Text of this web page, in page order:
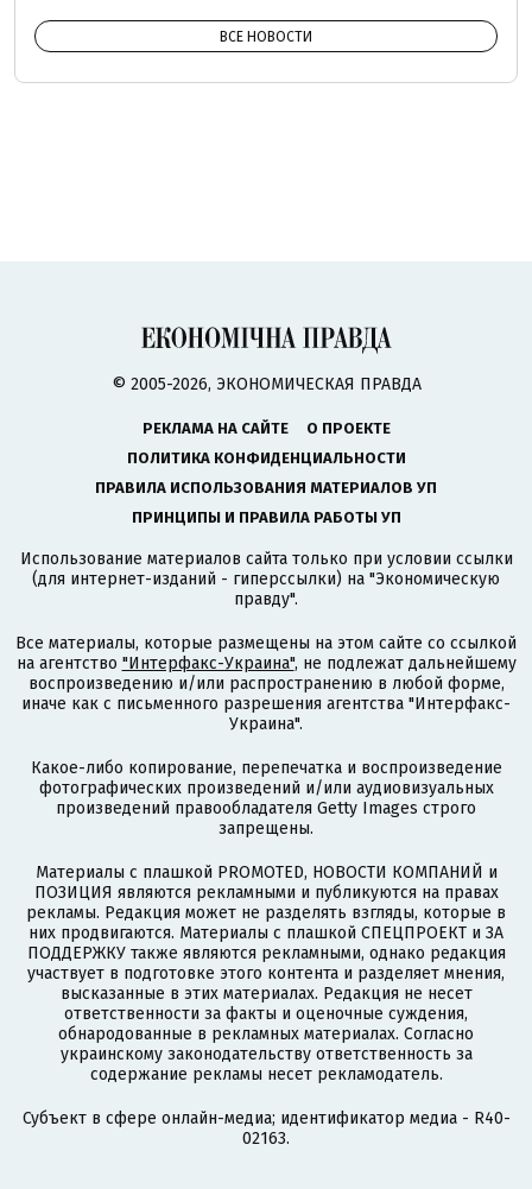
ВСЕ НОВОСТИ
© 2005-2026, ЭКОНОМИЧЕСКАЯ ПРАВДА
РЕКЛАМА НА САЙТЕ
О ПРОЕКТЕ
ПОЛИТИКА КОНФИДЕНЦИАЛЬНОСТИ
ПРАВИЛА ИСПОЛЬЗОВАНИЯ МАТЕРИАЛОВ УП
ПРИНЦИПЫ И ПРАВИЛА РАБОТЫ УП
Использование материалов сайта только при условии ссылки
(для интернет-изданий - гиперссылки) на "Экономическую
правду".
Все материалы, которые размещены на этом сайте со ссылкой
на агентство "Интерфакс-Украина", не подлежат дальнейшему
воспроизведению и/или распространению в любой форме,
иначе как с письменного разрешения агентства "Интерфакс-
Украина".
Какое-либо копирование, перепечатка и воспроизведение
фотографических произведений и/или аудиовизуальных
произведений правообладателя Getty Images строго
запрещены.
Материалы с плашкой PROMOTED, НОВОСТИ КОМПАНИЙ и
ПОЗИЦИЯ являются рекламными и публикуются на правах
рекламы. Редакция может не разделять взгляды, которые в
них продвигаются. Материалы с плашкой СПЕЦПРОЕКТ и ЗА
ПОДДЕРЖКУ также являются рекламными, однако редакция
участвует в подготовке этого контента и разделяет мнения,
высказанные в этих материалах. Редакция не несет
ответственности за факты и оценочные суждения,
обнародованные в рекламных материалах. Согласно
украинскому законодательству ответственность за
содержание рекламы несет рекламодатель.
Субъект в сфере онлайн-медиа; идентификатор медиа - R40-
02163.